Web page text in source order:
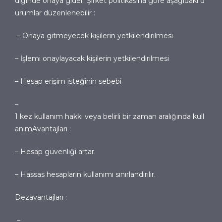
urumlar düzenlenebilir :
– Onaya gitmeyecek kişilerin yetkilendirilmesi
– İşlemi onaylayacak kişilerin yetkilendirilmesi
– Hesap erişim isteğinin sebebi
–
1 kez kullanım hakkı veya belirli bir zaman aralığında kull
anımAvantajları :
– Hesap güvenliği artar.
– Hassas hesapların kullanımı sınırlandırılır.
Dezavantajları :
–